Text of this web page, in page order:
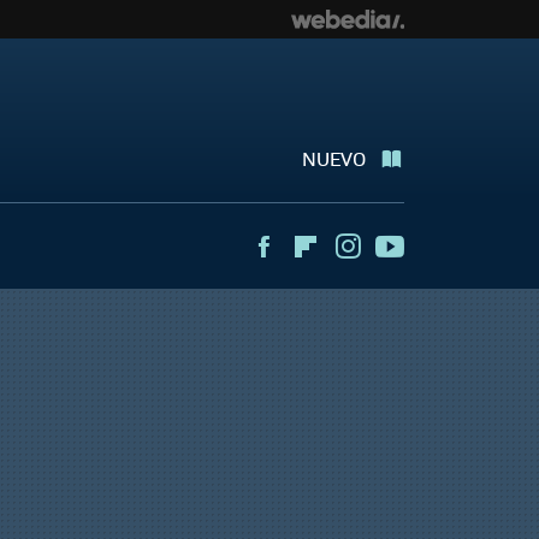
NUEVO
FacebookFlipboardInstagram